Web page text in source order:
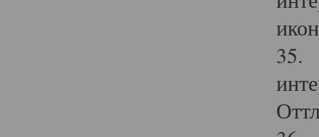
35.